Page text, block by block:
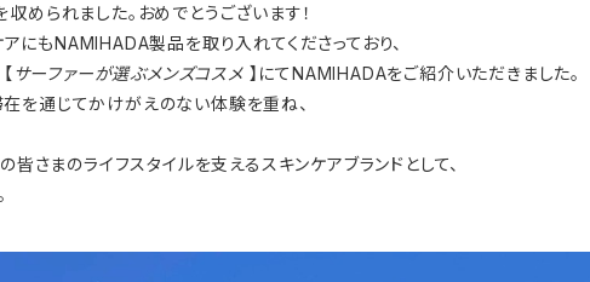
められました。おめでとうございます！
にもNAMIHADA製品を取り入れてくださっており、
サーファーが選ぶメンズコスメ】にてNAMIHADAをご紹介いただきました。
を通じてかけがえのない体験を重ね、
さまのライフスタイルを支えるスキンケアブランドとして、